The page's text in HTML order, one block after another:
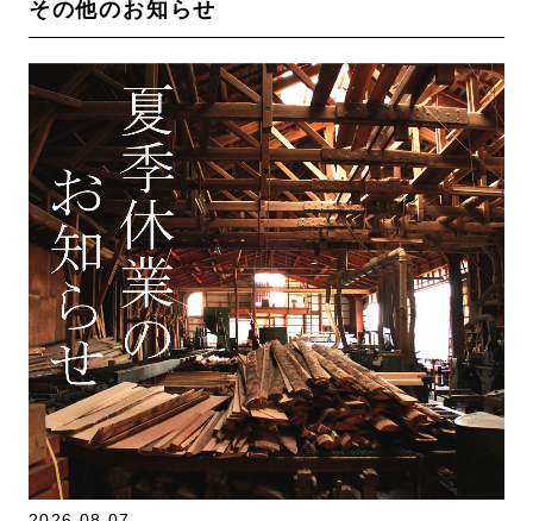
その他のお知らせ